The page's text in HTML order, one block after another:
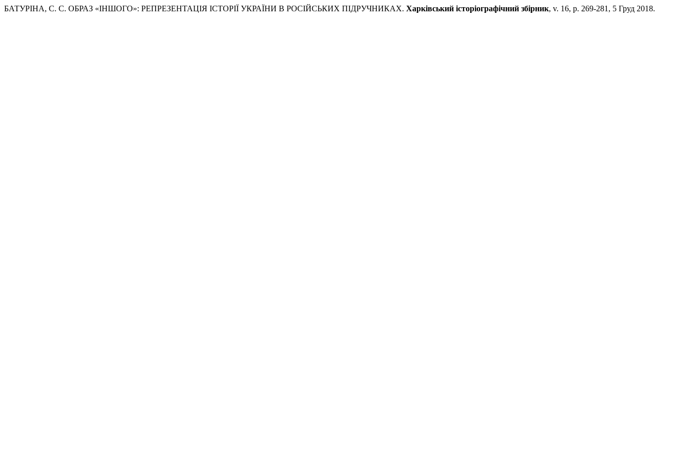
БАТУРІНА, С. С. ОБРАЗ «ІНШОГО»: РЕПРЕЗЕНТАЦІЯ ІСТОРІЇ УКРАЇНИ В РОСІЙСЬКИХ ПІДРУЧНИКАХ. Харківський історіографічний збірник, v. 16, p. 269-281, 5 Груд 2018.